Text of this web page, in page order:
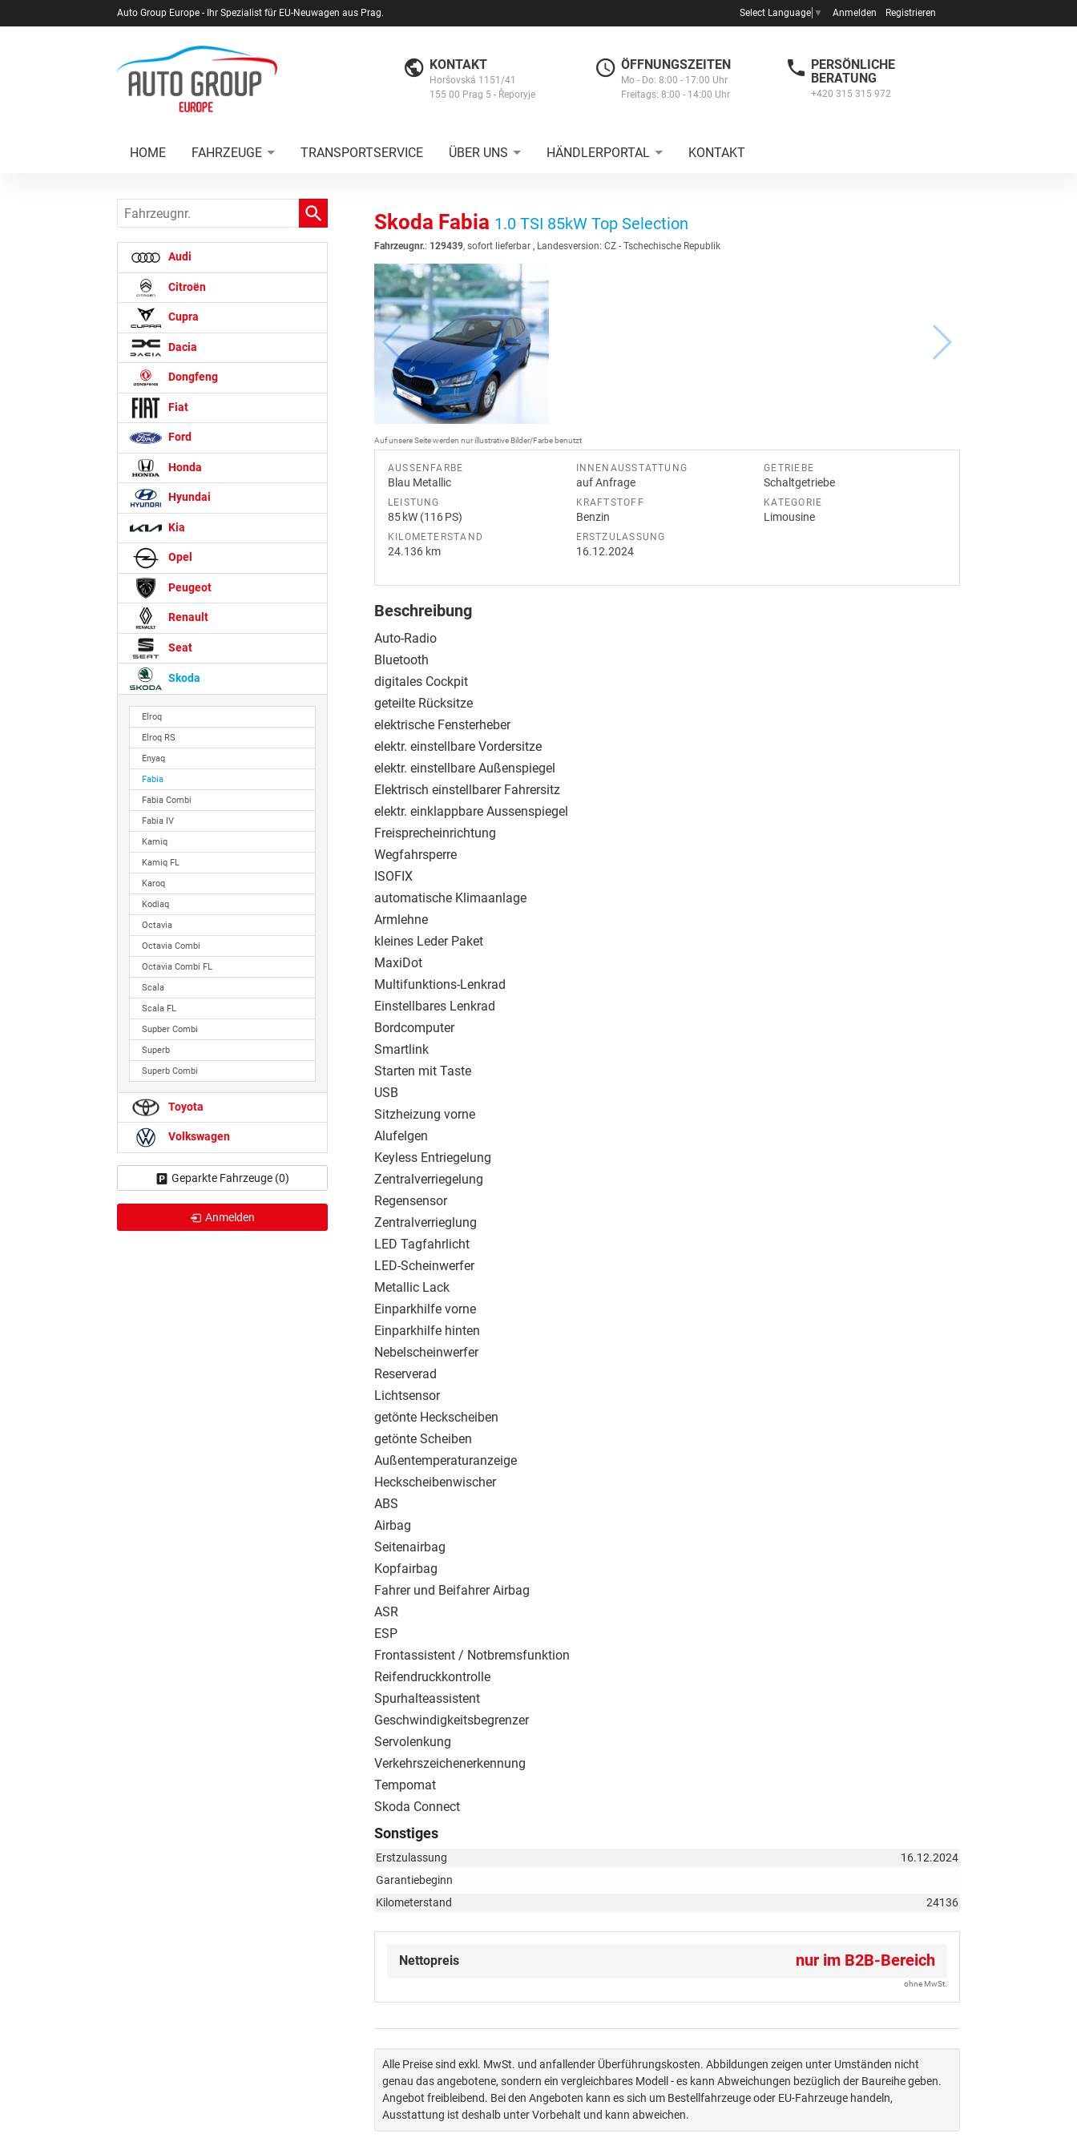
Auto Group Europe - Ihr Spezialist für EU-Neuwagen aus Prag. Anmelden Registrieren
Select Language ▼
KONTAKT
Horšovská 1151/41
155 00 Prag 5 - Řeporyje
ÖFFNUNGSZEITEN
Mo - Do: 8:00 - 17:00 Uhr
Freitags: 8:00 - 14:00 Uhr
PERSÖNLICHE
BERATUNG
+420 315 315 972
HOME FAHRZEUGE TRANSPORTSERVICE ÜBER UNS HÄNDLERPORTAL KONTAKT
Skoda Fabia 1.0 TSI 85kW Top Selection
Fahrzeugnr.: 129439, sofort lieferbar, Landesversion: CZ - Tschechische Republik
Auf unsere Seite werden nur illustrative Bilder/Farbe benutzt
AUSSENFARBE
Blau Metallic
INNENAUSSTATTUNG
auf Anfrage
GETRIEBE
Schaltgetriebe
LEISTUNG
85 kW (116 PS)
KRAFTSTOFF
Benzin
KATEGORIE
Limousine
KILOMETERSTAND
24.136 km
ERSTZULASSUNG
16.12.2024
Beschreibung
Auto-Radio
Bluetooth
digitales Cockpit
geteilte Rücksitze
elektrische Fensterheber
elektr. einstellbare Vordersitze
elektr. einstellbare Außenspiegel
Elektrisch einstellbarer Fahrersitz
elektr. einklappbare Aussenspiegel
Freisprecheinrichtung
Wegfahrsperre
ISOFIX
automatische Klimaanlage
Armlehne
kleines Leder Paket
MaxiDot
Multifunktions-Lenkrad
Einstellbares Lenkrad
Bordcomputer
Smartlink
Starten mit Taste
USB
Sitzheizung vorne
Alufelgen
Keyless Entriegelung
Zentralverriegelung
Regensensor
Zentralverrieglung
LED Tagfahrlicht
LED-Scheinwerfer
Metallic Lack
Einparkhilfe vorne
Einparkhilfe hinten
Nebelscheinwerfer
Reserverad
Lichtsensor
getönte Heckscheiben
getönte Scheiben
Außentemperaturanzeige
Heckscheibenwischer
ABS
Airbag
Seitenairbag
Kopfairbag
Fahrer und Beifahrer Airbag
ASR
ESP
Frontassistent / Notbremsfunktion
Reifendruckkontrolle
Spurhalteassistent
Geschwindigkeitsbegrenzer
Servolenkung
Verkehrszeichenerkennung
Tempomat
Skoda Connect
Sonstiges
Erstzulassung
16.12.2024
Garantiebeginn
Kilometerstand
24136
Nettopreis nur im B2B-Bereich
ohne MwSt.
Alle Preise sind exkl. MwSt. und anfallender Überführungskosten. Abbildungen zeigen unter Umständen nicht
genau das angebotene, sondern ein vergleichbares Modell - es kann Abweichungen bezüglich der Baureihe geben.
Angebot freibleibend. Bei den Angeboten kann es sich um Bestellfahrzeuge oder EU-Fahrzeuge handeln,
Ausstattung ist deshalb unter Vorbehalt und kann abweichen.
Fahrzeugnr.
Audi
Citroën
Cupra
Dacia
Dongfeng
Fiat
Ford
Honda
Hyundai
Kia
Opel
Peugeot
Renault
Seat
Skoda
Elroq
Elroq RS
Enyaq
Fabia
Fabia Combi
Fabia IV
Kamiq
Kamiq FL
Karoq
Kodiaq
Octavia
Octavia Combi
Octavia Combi FL
Scala
Scala FL
Supber Combi
Superb
Superb Combi
Toyota
Volkswagen
Geparkte Fahrzeuge (0)
Anmelden